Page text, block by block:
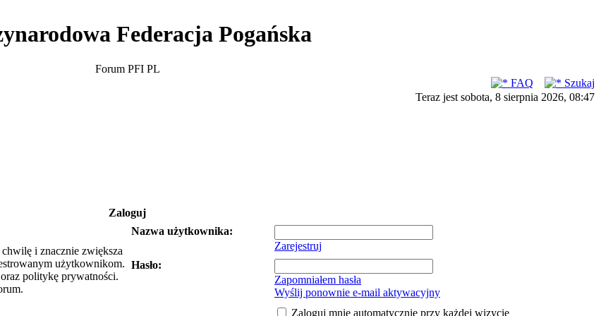
Federacja Pogańska
Forum PFI PL
FAQ
Szukaj
Teraz jest sobota, 8 sierpnia 2026, 08:47
Zaloguj
i znacznie zwiększa
użytkownikom.
politykę prywatności.
Nazwa użytkownika:
Zarejestruj
Hasło:
Zapomniałem hasła
Wyślij ponownie e-mail aktywacyjny
Zaloguj mnie automatycznie przy każdej wizycie